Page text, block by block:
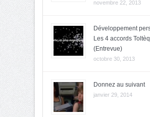
novembre 22, 2013
Développement
Les 4 accords
(Entrevue)
octobre 30, 2013
Donnez au suivant
janvier 29, 2014